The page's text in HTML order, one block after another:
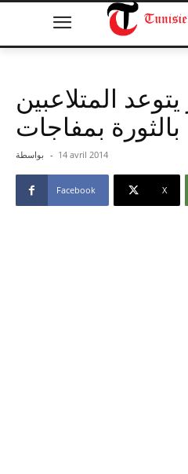
المتلاعبين
بالثورة بمفاجات
بواسطة - 14 avril 2014
Facebook X